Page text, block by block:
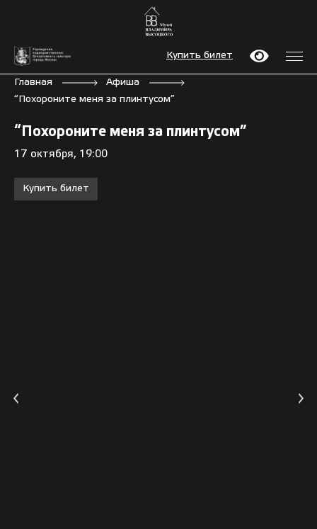
Купить билет
Главная
Афиша
“Похороните меня за плинтусом”
“Похороните меня за плинтусом”
17 октября, 19:00
Купить билет